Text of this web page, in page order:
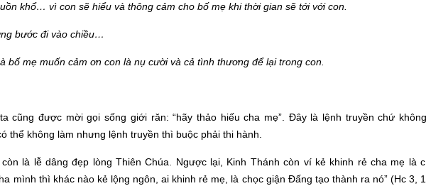
khổ… vì con sẽ hiểu và thông cảm cho bố mẹ khi thời gian sẽ tới với con.
bước đi vào chiều…
bố mẹ muốn cảm ơn con là nụ cười và cả tình thương để lại trong con.
cũng được mời gọi sống giới răn: “hãy thảo hiếu cha mẹ”. Đây là lệnh truyền chứ
thể không làm nhưng lệnh truyền thì buộc phải thi hành.
còn là lễ dâng đẹp lòng Thiên Chúa. Ngược lại, Kinh Thánh còn ví kẻ khinh rẻ cha mẹ là
mình thì khác nào kẻ lộng ngôn, ai khinh rẻ mẹ, là chọc giận Đấng tạo thành ra nó” (Hc 3,